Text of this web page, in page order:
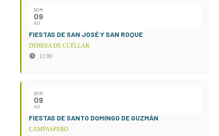
DOM
09
AG
FIESTAS DE SAN JOSÉ Y SAN ROQUE
DEHESA DE CUÉLLAR
12:00
DOM
09
AG
FIESTAS DE SANTO DOMINGO DE GUZMÁN
CAMPASPERO